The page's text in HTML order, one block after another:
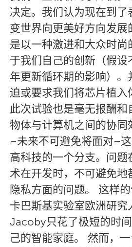
决定。我们认为现在到了
变世界向更美好方向发展
是以一种激进和大众时尚
于我们自己的创新（假
年更新循环期的影响）。
迫或要求我们将芯片植入
此次试验也是毫无报酬和
物体与计算机之间的协同
–未来不可避免将面对–
高科技的一个分支。问题
术在开发时，不可避免地
隐私方面的问题。 这样的
卡巴斯基实验室欧洲研究
Jacoby只花了极短的时
己的智能家庭。 然而，